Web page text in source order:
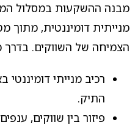
מבנה ההשקעות במסלול
מנייתית דומיננטית, מתוך
הצמיחה של השווקים. בדרך
רכיב מנייתי
התיק.
פיזור בין שווקים,